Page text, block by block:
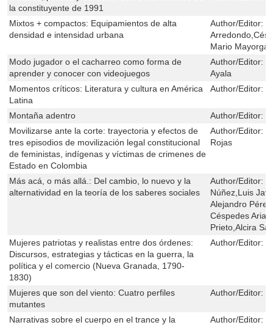
la constituyente de 1991
Mixtos + compactos: Equipamientos de alta
densidad e intensidad urbana
Author/Editor:
Mario Mayorga
Modo jugador o el cacharreo como forma de
aprender y conocer con videojuegos
Author/Editor:
Ayala
Momentos críticos: Literatura y cultura en América
Latina
Author/Editor:
Montaña adentro Author/Editor:
Movilizarse ante la corte: trayectoria y efectos de
tres episodios de movilización legal constitucional
de feministas, indígenas y víctimas de crimenes de
Estado en Colombia
Author/Editor:
Rojas
Más acá, o más allá.: Del cambio, lo nuevo y la
alternatividad en la teoría de los saberes sociales
Author/Editor:
Núñez,Luis
Alejandro
Céspedes
Prieto,Alcira
Mujeres patriotas y realistas entre dos órdenes:
Discursos, estrategias y tácticas en la guerra, la
política y el comercio (Nueva Granada, 1790-
1830)
Author/Editor:
Mujeres que son del viento: Cuatro perfiles
mutantes
Author/Editor:
Narrativas sobre el cuerpo en el trance y la
Author/Editor: